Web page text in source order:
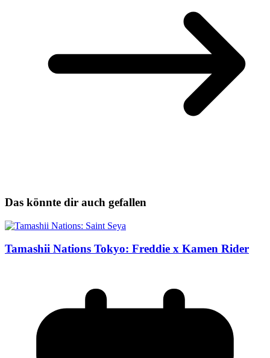
Das könnte dir auch gefallen
Tamashii Nations Tokyo: Freddie x Kamen Rider